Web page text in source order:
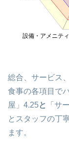
設備・アメニ
総合、サービス
食事の各項目で
屋」4.25と
「サ
とスタッフの丁
ます。